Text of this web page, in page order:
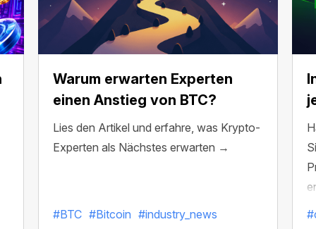
Warum erwarten Experten
einen Anstieg von BTC?
Lies den Artikel und erfahre, was Krypto-
Experten als Nächstes erwarten →
#BTC #Bitcoin #industry_news